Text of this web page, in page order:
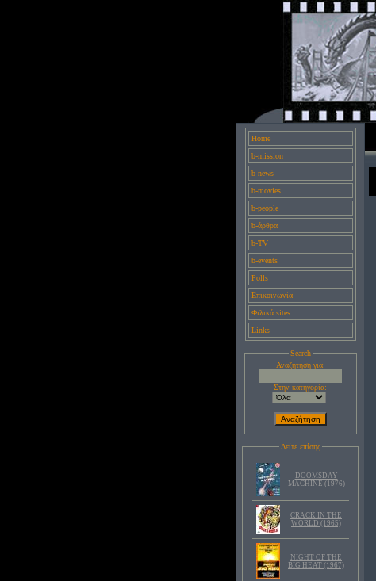
Home
b-mission
b-news
b-movies
b-people
b-άρθρα
b-TV
b-events
Polls
Επικοινωνία
Φιλικά sites
Links
Search
Αναζητηση για:
Στην κατηγορία:
Δείτε επίσης
DOOMSDAY
MACHINE (1976)
CRACK IN THE
WORLD (1965)
NIGHT OF THE
BIG HEAT (1967)